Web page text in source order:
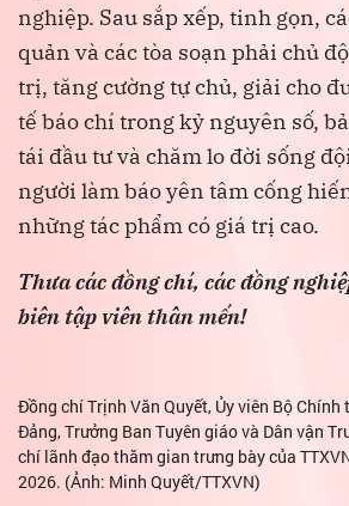
nghiệp. Sau sắp xếp, tinh gọn,
quản và các tòa soạn phải chủ
trị, tăng cường tự chủ, giải cho
tế báo chí trong kỷ nguyên số,
tái đầu tư và chăm lo đời sống
người làm báo yên tâm cống
những tác phẩm có giá trị cao.
Thưa các đồng chí, các đồng
biên tập viên thân mến!
Đồng chí Trịnh Văn Quyết, Ủy viên Bộ
Đảng, Trưởng Ban Tuyên giáo và Dân vận
chí lãnh đạo thăm gian trưng bày của
2026. (Ảnh: Minh Quyết/TTXVN)